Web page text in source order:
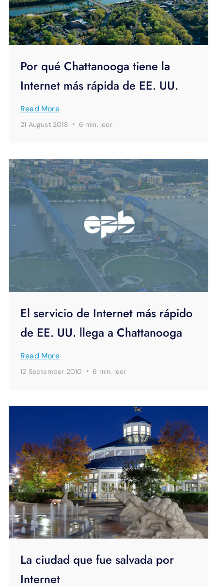
Por qué Chattanooga tiene la
Internet más rápida de EE. UU.
Read More
21 August 2018 · 6 min. leer
El servicio de Internet más rápido
de EE. UU. llega a Chattanooga
Read More
12 September 2010 · 6 min. leer
La ciudad que fue salvada por
Internet